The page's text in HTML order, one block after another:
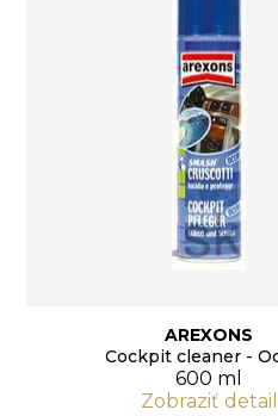
AREXONS
Cockpit cleaner -
600 ml
Zobraziť detail